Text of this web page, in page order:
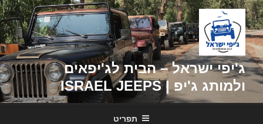
דילוג
לתוכן
ג'יפי ישראל – הבית לג'יפאים
ולמותג ג'יפ | ISRAEL JEEPS
תפריט